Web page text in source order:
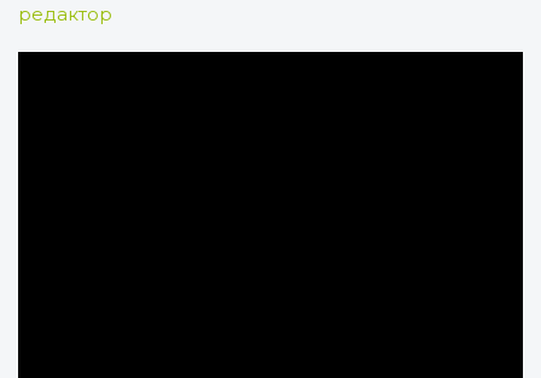
редактор